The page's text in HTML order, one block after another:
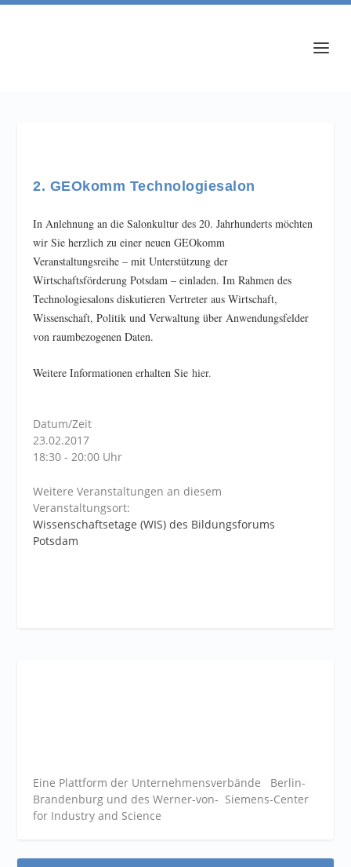
2. GEOkomm Technologiesalon
In Anlehnung an die Salonkultur des 20. Jahrhunderts möchten
wir Sie herzlich zu einer neuen GEOkomm
Veranstaltungsreihe – mit Unterstützung der
Wirtschaftsförderung Potsdam – einladen. Im Rahmen des
Technologiesalons diskutieren Vertreter aus Wirtschaft,
Wissenschaft, Politik und Verwaltung über Anwendungsfelder
von raumbezogenen Daten.
Weitere Informationen erhalten Sie hier.
Datum/Zeit
23.02.2017
18:30 - 20:00 Uhr
Weitere Veranstaltungen an diesem
Veranstaltungsort:
Wissenschaftsetage (WIS) des Bildungsforums
Potsdam
Eine Plattform der Unternehmensverbände Berlin-
Brandenburg und des Werner-von- Siemens-Center
for Industry and Science